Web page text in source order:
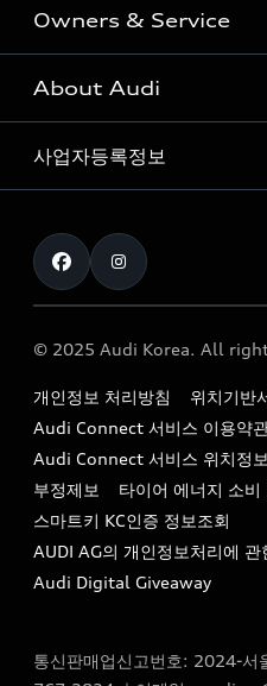
S range
전시장/AAP 전시장/AS센터
아우디 신차 재고
아우디 모델 비교하기
아우디 공식 인증 중고차
The new Audi A6 Taste Drive
Owners & Service
고객안내
Audi Connect
myAudiworld
내비게이션 데이터 다운로드
아우디 영상 매뉴얼
서비스 센터
서비스 프로그램
아우디 e-tron 케어 프로그램
사설수리업체를 위한 권고사항
About Audi
아우디 브랜드
Formula 1
Audi Story
아우디코리아 소식
아우디코리아 소개
아우디 스토리
아우디 브랜드 히스토리
quattro 시스템
사업자등록정보
통신판매업신고번호 : 2024-서
대표자명 : 틸 셰어
딩)
이메일 : audi_m@audi-
© 2025 Audi Korea. All
개인정보 처리방침
위치기반
Audi Connect 서비스 이용약
Audi Connect 서비스 위치정
부정제보
타이어 에너지 소
스마트키 KC인증 정보조회
AUDI AG의 개인정보처리에 관
Audi Digital Giveaway
통신판매업신고번호: 2024-